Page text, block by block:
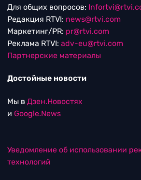
Для общих вопросов:
Редакция RTVI: news@rtvi.com
Маркетинг/PR: pr@rtvi.com
Реклама RTVI: adv-eu@rtvi.com
Партнерские материалы
Достойные новости
Мы в Дзен.Новостях
и Google.News
Уведомление об использовании
технологий